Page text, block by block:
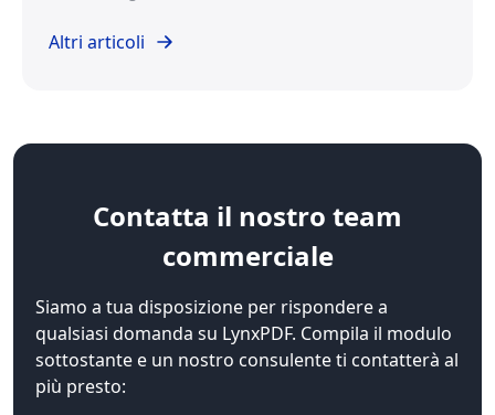
Altri articoli
Contatta il nostro team
commerciale
Siamo a tua disposizione per rispondere a
qualsiasi domanda su LynxPDF. Compila il modulo
sottostante e un nostro consulente ti contatterà al
più presto: